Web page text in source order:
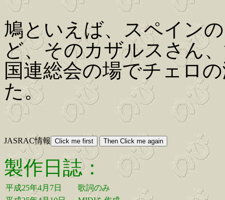
鳩といえば、スペイン
ど、そのカザルスさん
国連総会の場でチェロ
た。
JASRAC情報
製作日誌：
平成25年4月7日
歌詞のみ